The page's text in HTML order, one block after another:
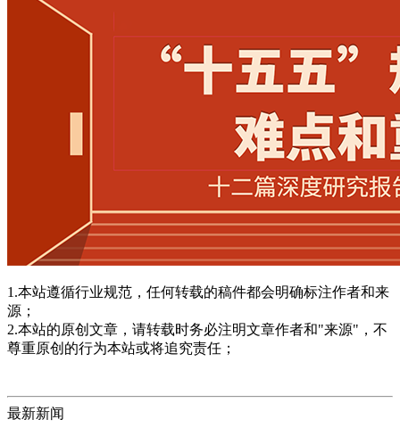
1.本站遵循行业规范，任何转载的稿件都会明确标注作者和来
源；
2.本站的原创文章，请转载时务必注明文章作者和"来源"，不
尊重原创的行为本站或将追究责任；
最新新闻